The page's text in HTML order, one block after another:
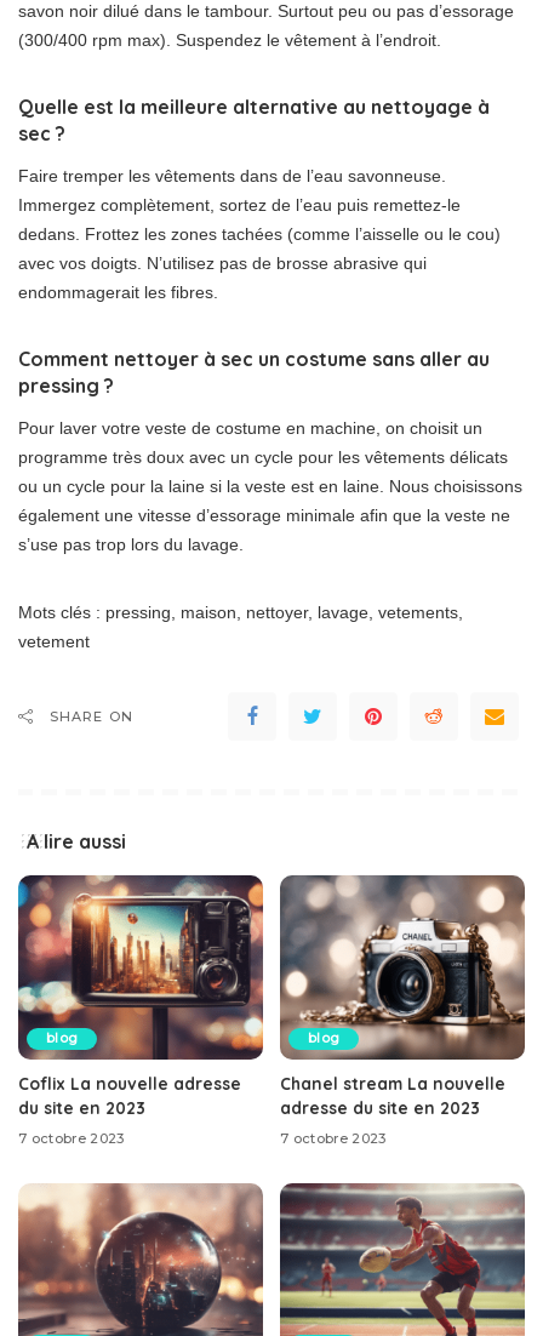
savon noir dilué dans le tambour. Surtout peu ou pas d’essorage
(300/400 rpm max). Suspendez le vêtement à l’endroit.
Quelle est la meilleure alternative au nettoyage à
sec ?
Faire tremper les vêtements dans de l’eau savonneuse.
Immergez complètement, sortez de l’eau puis remettez-le
dedans. Frottez les zones tachées (comme l’aisselle ou le cou)
avec vos doigts. N’utilisez pas de brosse abrasive qui
endommagerait les fibres.
Comment nettoyer à sec un costume sans aller au
pressing ?
Pour laver votre veste de costume en machine, on choisit un
programme très doux avec un cycle pour les vêtements délicats
ou un cycle pour la laine si la veste est en laine. Nous choisissons
également une vitesse d’essorage minimale afin que la veste ne
s’use pas trop lors du lavage.
Mots clés : pressing, maison, nettoyer, lavage, vetements,
vetement
SHARE ON
A lire aussi
blog
Coflix La nouvelle adresse
du site en 2023
7 octobre 2023
blog
Chanel stream La nouvelle
adresse du site en 2023
7 octobre 2023